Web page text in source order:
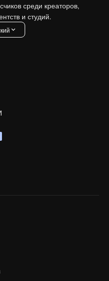
среди креаторов,
и студий.